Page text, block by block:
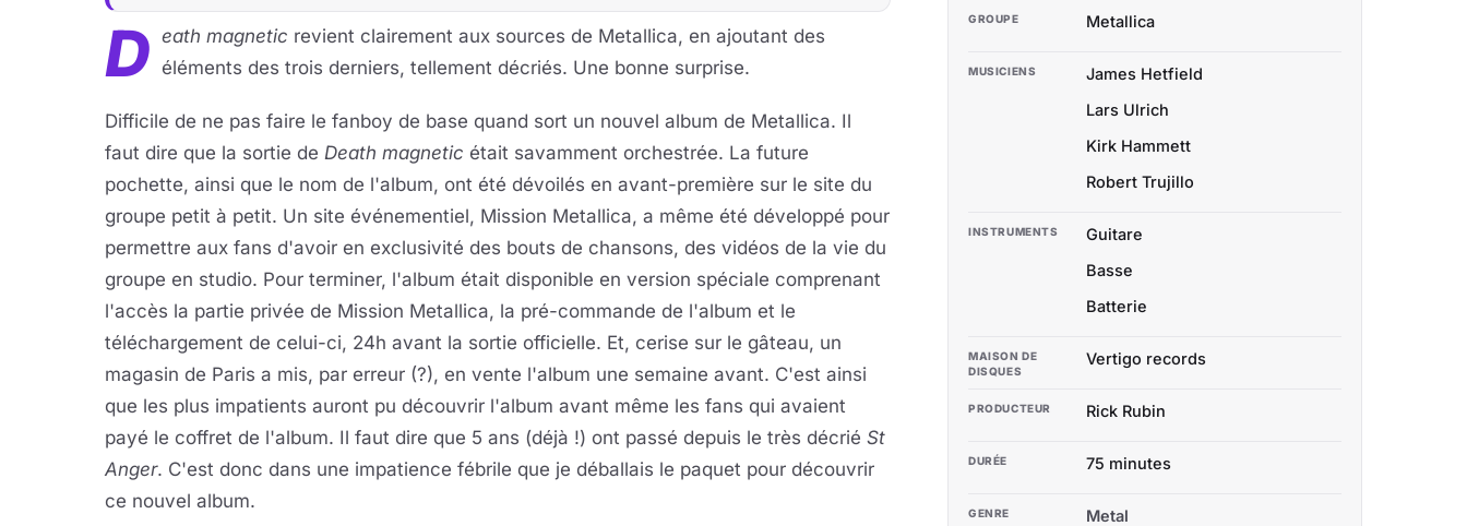
D eath magnetic revient clairement aux sources de Metallica, en ajoutant des
éléments des trois derniers, tellement décriés. Une bonne surprise.
Difficile de ne pas faire le fanboy de base quand sort un nouvel album de Metallica. Il
faut dire que la sortie de Death magnetic était savamment orchestrée. La future
pochette, ainsi que le nom de l'album, ont été dévoilés en avant-première sur le site du
groupe petit à petit. Un site événementiel, Mission Metallica, a même été développé pour
permettre aux fans d'avoir en exclusivité des bouts de chansons, des vidéos de la vie du
groupe en studio. Pour terminer, l'album était disponible en version spéciale comprenant
l'accès la partie privée de Mission Metallica, la pré-commande de l'album et le
téléchargement de celui-ci, 24h avant la sortie officielle. Et, cerise sur le gâteau, un
magasin de Paris a mis, par erreur (?), en vente l'album une semaine avant. C'est ainsi
que les plus impatients auront pu découvrir l'album avant même les fans qui avaient
payé le coffret de l'album. Il faut dire que 5 ans (déjà !) ont passé depuis le très décrié St
Anger. C'est donc dans une impatience fébrile que je déballais le paquet pour découvrir
ce nouvel album.
GROUPE Metallica
MUSICIENS
James Hetfield
Lars Ulrich
Kirk Hammett
Robert Trujillo
INSTRUMENTS
Guitare
Basse
Batterie
MAISON DE
DISQUES
Vertigo records
PRODUCTEUR Rick Rubin
DURÉE 75 minutes
GENRE Metal